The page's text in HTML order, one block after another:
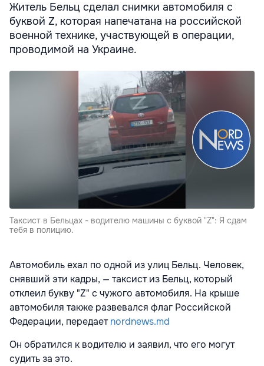
Житель Бельц сделал снимки автомобиля с
буквой Z, которая напечатана на российской
военной технике, участвующей в операции,
проводимой на Украине.
Таксист в Бельцах - водителю машины с буквой "Z": Я сдам
тебя в полицию.
Автомобиль ехал по одной из улиц Бельц. Человек,
снявший эти кадры, — таксист из Бельц, который
отклеил букву "Z" с чужого автомобиля. На крыше
автомобиля также развевался флаг Российской
Федерации, передаетnordnews.md
Он обратился к водителю и заявил, что его могут
судить за это.